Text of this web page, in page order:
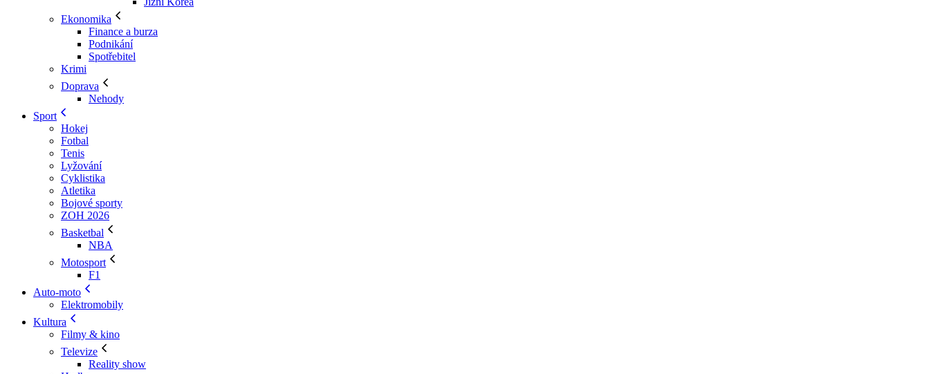
Ekonomika
Finance a burza
Podnikání
Spotřebitel
Krimi
Doprava
Nehody
Sport
Hokej
Fotbal
Tenis
Lyžování
Cyklistika
Atletika
Bojové sporty
ZOH 2026
Basketbal
NBA
Motosport
F1
Auto-moto
Elektromobily
Kultura
Filmy & kino
Televize
Reality show